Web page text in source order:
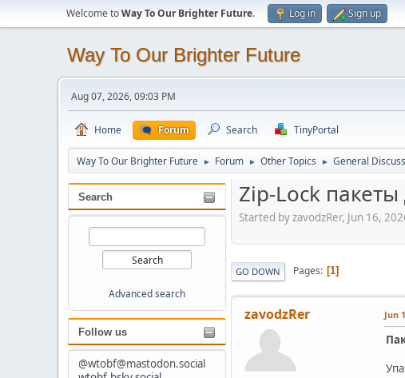
Welcome toWay To Our Brighter Future. Log in Sign up
Way To Our Brighter Future
Aug 07, 2026, 09:03 PM
Home Forum Search TinyPortal
Way To Our Brighter Future ► Forum ► Other Topics ► General
Search
Advanced search
Follow us
@wtobf@mastodon.social
Zip-Lock
Started by zavodzRer, Jun 16,
GO DOWN Pages 1
zavodzRer Jun